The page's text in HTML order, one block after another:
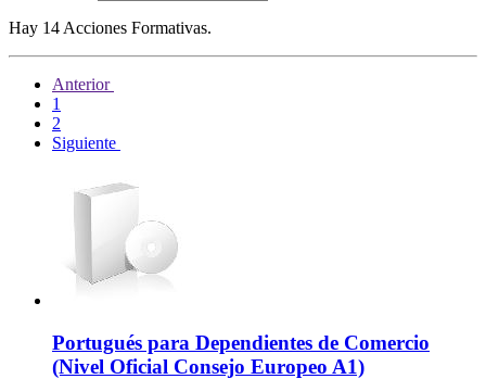
Hay 14 Acciones Formativas.
Anterior
1
2
Siguiente
Portugués para Dependientes de Comercio
(Nivel Oficial Consejo Europeo A1)